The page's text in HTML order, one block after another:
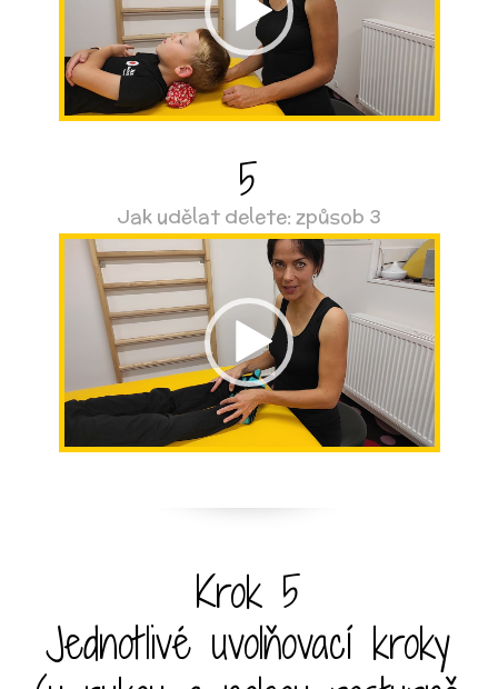
5
Jak udělat delete: způsob 3
Video
přehrávač
Krok 5
Jednotlivé uvolňovací kroky